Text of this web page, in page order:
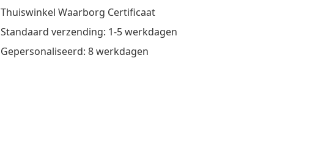
Thuiswinkel Waarborg Certificaat
Standaard verzending: 1-5 werkdagen
Gepersonaliseerd: 8 werkdagen